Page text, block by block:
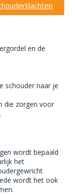
en de
schouder naar je
die zorgen voor
wordt bepaald
het
wordt het ook